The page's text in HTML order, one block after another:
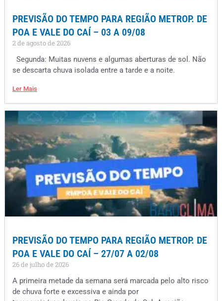
PREVISÃO DO TEMPO PARA REGIÃO METROP. DE
POA E VALE DO CAÍ – 03 A 09/08
2 de agosto de 2026
Segunda: Muitas nuvens e algumas aberturas de sol. Não
se descarta chuva isolada entre a tarde e a noite.
Ler Mais
PREVISÃO DO TEMPO PARA REGIÃO METROP. DE
POA E VALE DO CAÍ – 27/07 A 02/08
26 de julho de 2026
A primeira metade da semana será marcada pelo alto risco
de chuva forte e excessiva e ainda por